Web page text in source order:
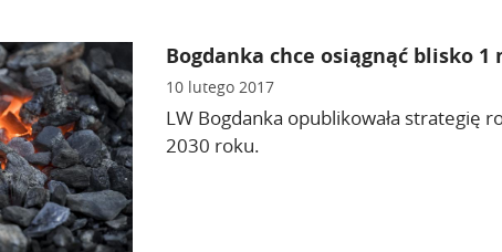
Bogdanka chce osiągnąć blisko 1
10 lutego 2017
LW Bogdanka opublikowała strategię
2030 roku.